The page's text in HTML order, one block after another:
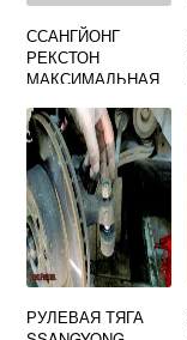
ССАНГЙОНГ
РЕКСТОН
МАКСИМАЛЬНАЯ
РУЛЕВАЯ ТЯГА